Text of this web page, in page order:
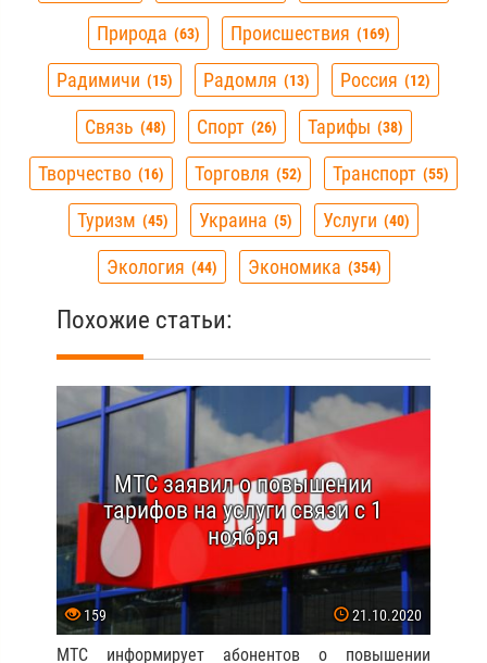
Природа 63 Происшествия 169
Радимичи 15 Радомля 13 Россия 12
Связь 48 Спорт 26 Тарифы 38
Творчество 16 Торговля 52 Транспорт 55
Туризм 45 Украина 5 Услуги 40
Экология 44 Экономика 354
Похожие статьи:
МТС заявил о повышении
тарифов на услуги связи с 1
ноября
159 21.10.2020
МТС информирует абонентов о повышении